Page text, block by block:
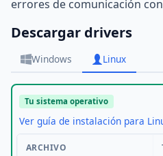
errores de comunicación
Descargar drivers
Windows Linux
Tu sistema operativo
Ver guía de instalación para
ARCHIVO